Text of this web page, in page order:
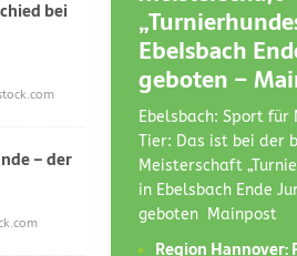
bei
– der
Ebelsbach
geboten –
Ebelsbach: Sport für
Tier: Das ist bei der
Meisterschaft
in Ebelsbach Ende
geboten Mainpost
Region Hannover: